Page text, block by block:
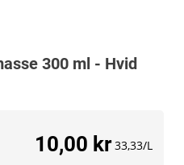
300 ml - Hvid
10,00 kr 33,33/L